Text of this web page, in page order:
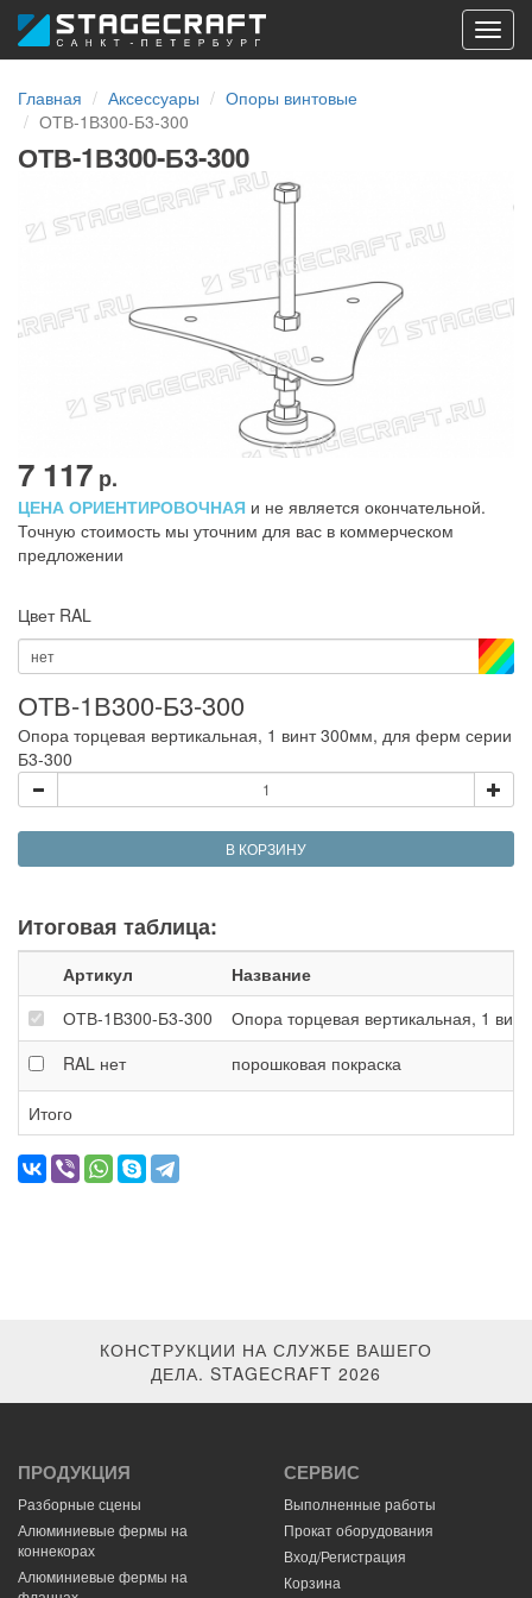
Главная
Аксессуары
Опоры винтовые
ОТВ-1В300-Б3-300
ОТВ-1В300-Б3-300
7 117 р.
ЦЕНА ОРИЕНТИРОВОЧНАЯ и не является окончательной.
Точную стоимость мы уточним для вас в коммерческом
предложении
Цвет RAL
нет
ОТВ-1В300-Б3-300
Опора торцевая вертикальная, 1 винт 300мм, для ферм серии
Б3-300
В КОРЗИНУ
Итоговая таблица:
Артикул
Название
ОТВ-1В300-Б3-300
Опора торцевая вертикальная, 1
RAL нет порошковая покраска
Итого
КОНСТРУКЦИИ НА СЛУЖБЕ ВАШЕГО
ДЕЛА. STAGEСRAFT 2026
ПРОДУКЦИЯ
Разборные сцены
Алюминиевые фермы на
коннекорах
Алюминиевые фермы на
СЕРВИС
Выполненные работы
Прокат оборудования
Вход/Регистрация
Корзина